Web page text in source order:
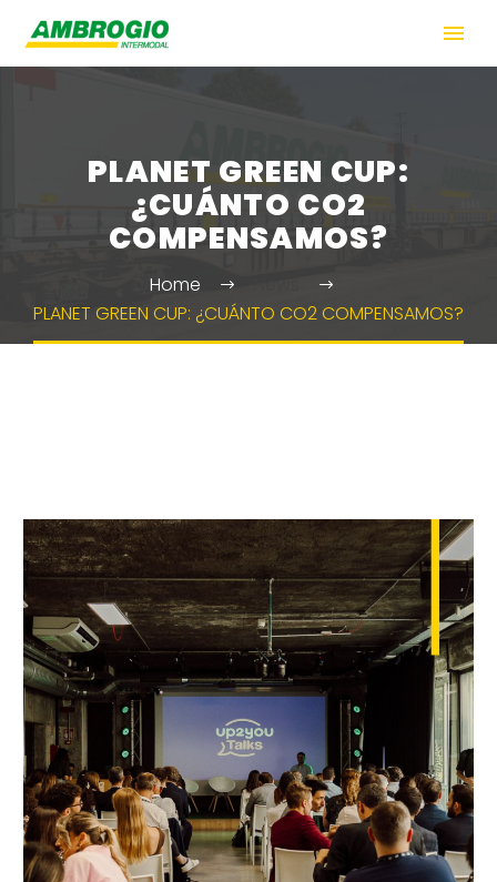
PLANET GREEN CUP:
¿CUÁNTO CO2
COMPENSAMOS?
Home
PLANET GREEN CUP: ¿CUÁNTO CO2 COMPENSAMOS?